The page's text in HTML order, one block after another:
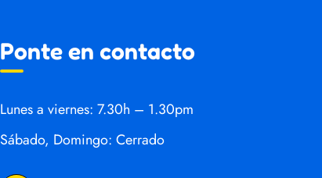
Ponte en contacto
Lunes a viernes: 7.30h – 1.30pm
Sábado, Domingo: Cerrado